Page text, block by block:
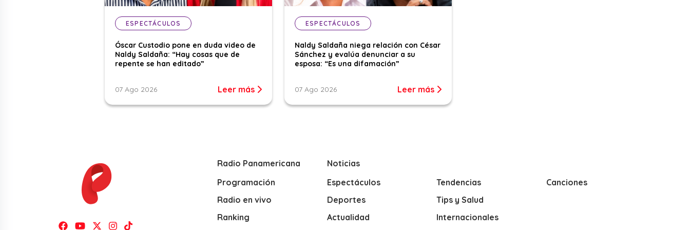
ESPECTÁCULOS
Óscar Custodio pone en duda video de
Naldy Saldaña: “Hay cosas que de
repente se han editado”
07 Ago 2026 Leer más
ESPECTÁCULOS
Naldy Saldaña niega relación con César
Sánchez y evalúa denunciar a su
esposa: “Es una difamación”
07 Ago 2026 Leer más
Radio Panamericana
Programación
Radio en vivo
Ranking
Noticias
Espectáculos
Deportes
Actualidad
Tendencias
Tips y Salud
Internacionales
Canciones